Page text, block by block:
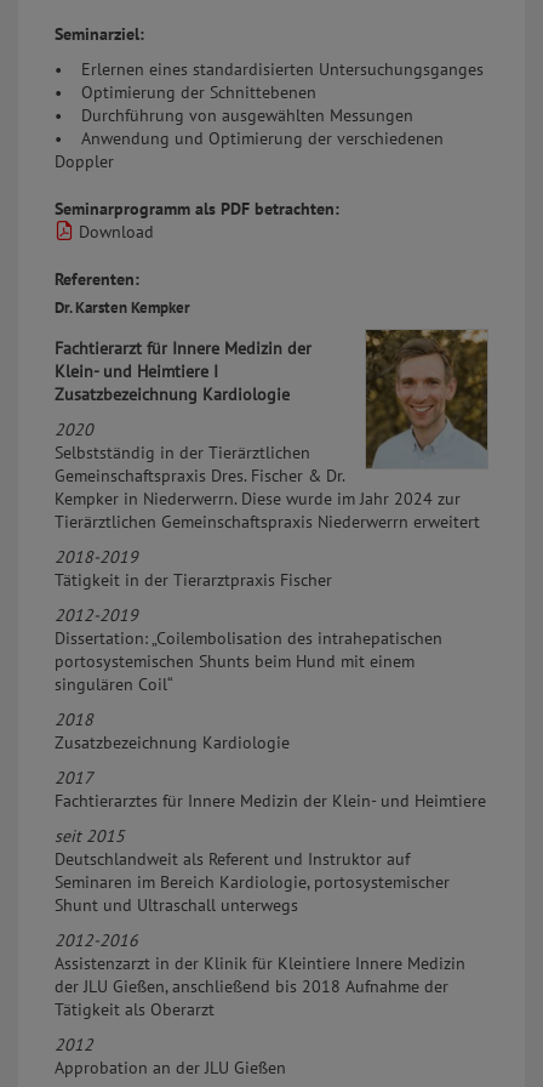
Seminarziel:
• Erlernen eines standardisierten Untersuchungsganges
• Optimierung der Schnittebenen
• Durchführung von ausgewählten Messungen
• Anwendung und Optimierung der verschiedenen
Doppler
Seminarprogramm als PDF betrachten:
Download
Referenten:
Dr. Karsten Kempker
Fachtierarzt für Innere Medizin der
Klein- und Heimtiere I
Zusatzbezeichnung Kardiologie
2020
Selbstständig in der Tierärztlichen
Gemeinschaftspraxis Dres. Fischer & Dr.
Kempker in Niederwerrn. Diese wurde im Jahr 2024 zur
Tierärztlichen Gemeinschaftspraxis Niederwerrn erweitert
2018-2019
Tätigkeit in der Tierarztpraxis Fischer
2012-2019
Dissertation: „Coilembolisation des intrahepatischen
portosystemischen Shunts beim Hund mit einem
singulären Coil“
2018
Zusatzbezeichnung Kardiologie
2017
Fachtierarztes für Innere Medizin der Klein- und Heimtiere
seit 2015
Deutschlandweit als Referent und Instruktor auf
Seminaren im Bereich Kardiologie, portosystemischer
Shunt und Ultraschall unterwegs
2012-2016
Assistenzarzt in der Klinik für Kleintiere Innere Medizin
der JLU Gießen, anschließend bis 2018 Aufnahme der
Tätigkeit als Oberarzt
2012
Approbation an der JLU Gießen